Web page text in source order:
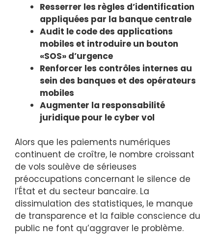
Resserrer les règles d’identification
appliquées par la banque centrale
Audit le code des applications
mobiles et introduire un bouton
«SOS» d’urgence
Renforcer les contrôles internes au
sein des banques et des opérateurs
mobiles
Augmenter la responsabilité
juridique pour le cyber vol
Alors que les paiements numériques
continuent de croître, le nombre croissant
de vols soulève de sérieuses
préoccupations concernant le silence de
l’État et du secteur bancaire. La
dissimulation des statistiques, le manque
de transparence et la faible conscience du
public ne font qu’aggraver le problème.